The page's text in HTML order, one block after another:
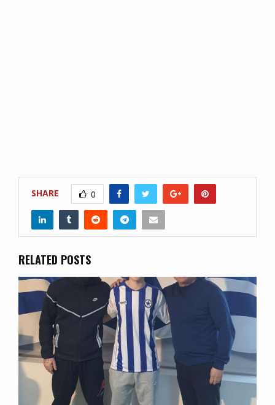
SHARE 0
RELATED POSTS